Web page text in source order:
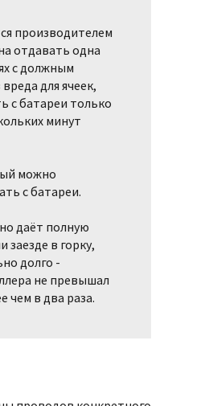
производителем
отдавать одна
с должным
для ячеек,
с батареи только
минут
можно
с батареи.
даёт полную
в горку,
долго -
не превышал
чем в два раза.